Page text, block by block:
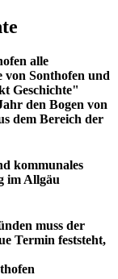
alle
von Sonthofen und
Geschichte"
den Bogen von
dem Bereich der
kommunales
im Allgäu
muss der
Termin feststeht,